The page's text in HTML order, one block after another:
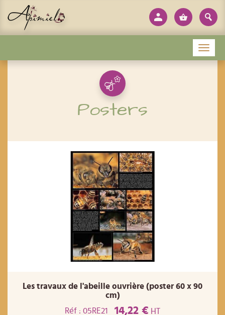
Posters
Les travaux de l'abeille ouvrière (poster 60 x 90
cm)
Réf : 05RE21
14,22 € HT
Menu
Panneau de gestion des cookies